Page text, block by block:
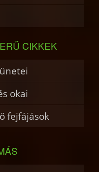
CIKKEK
okai
fejfájások